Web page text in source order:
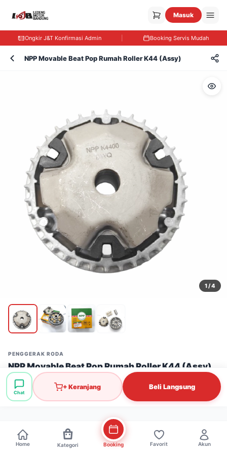
Masuk
Ongkir J&T Konfirmasi Admin Booking Servis Mudah
NPP Movable Beat Pop Rumah Roller K44 (Assy)
1/ 4
PENGGERAK RODA
NPP Movable Beat Pop Rumah Roller K44 (Assy)
Stok: 8 pcs
Rp150.000
Chat
+ Keranjang Beli Langsung
Home Kategori Booking Favorit Akun